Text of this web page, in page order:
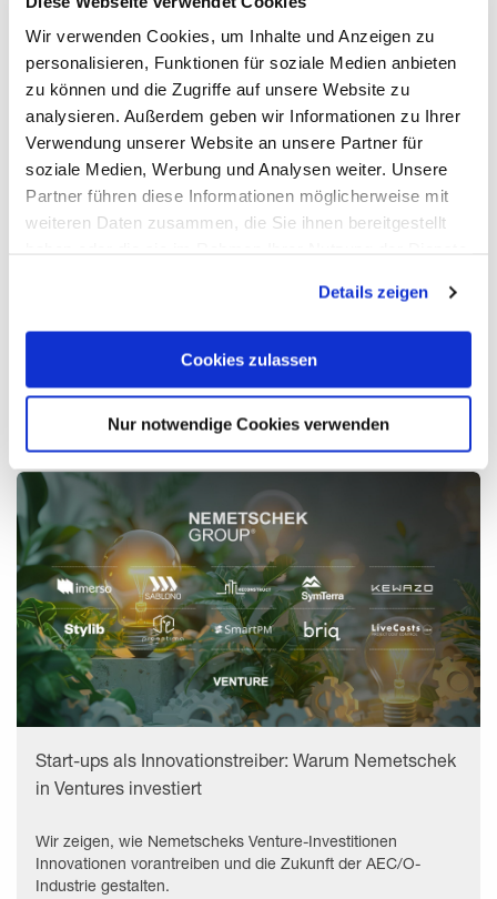
Wir verwenden Cookies, um Inhalte und Anzeigen zu
personalisieren, Funktionen für soziale Medien anbieten
zu können und die Zugriffe auf unsere Website zu
analysieren. Außerdem geben wir Informationen zu Ihrer
Verwendung unserer Website an unsere Partner für
soziale Medien, Werbung und Analysen weiter. Unsere
Partner führen diese Informationen möglicherweise mit
weiteren Daten zusammen, die Sie ihnen bereitgestellt
uns, die Cookies einzusetzen, welche unter "Details
zeigen" beschrieben werden. Sie können Ihre Einwilligung
jederzeit anpassen oder widerrufen. Damit Sie alle Inhalte
wie z.B. News sehen können, wählen Sie bitte „Cookies
Details zeigen
Cookies zulassen
Nur notwendige Cookies verwenden
Think Big: Wie KI die AEC/O-Branche verändert
In diesem Blogartikel geht es darum, wie Künstliche
Start-ups als Innovationstreiber: Warum Nemetschek
in Ventures investiert
Wir zeigen, wie Nemetscheks Venture-Investitionen
Innovationen vorantreiben und die Zukunft der AEC/O-
Industrie gestalten.